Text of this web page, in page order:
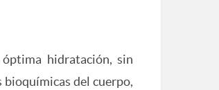
hidratación, sin
bioquímicas del cuerpo,